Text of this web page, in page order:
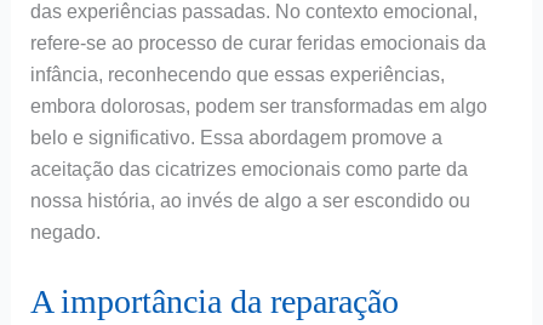
das experiências passadas. No contexto emocional,
refere-se ao processo de curar feridas emocionais da
infância, reconhecendo que essas experiências,
embora dolorosas, podem ser transformadas em algo
belo e significativo. Essa abordagem promove a
aceitação das cicatrizes emocionais como parte da
nossa história, ao invés de algo a ser escondido ou
negado.
A importância da reparação